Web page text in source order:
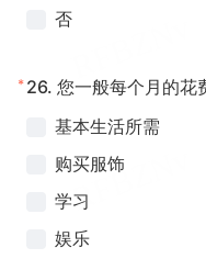
否
* 26. 您一般每个月的花
基本生活所需
购买服饰
学习
娱乐